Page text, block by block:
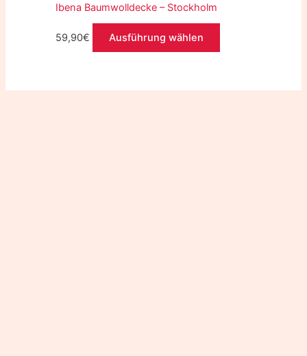
Ibena Baumwolldecke – Stockholm
59,90€ Ausführung wählen